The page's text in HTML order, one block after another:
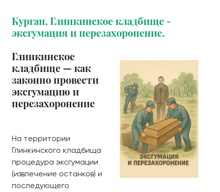
Курган, Глинкинское кладбище -
эксгумация и перезахоронение.
Глинкинское
кладбище — как
законно провести
эксгумацию и
перезахоронение
На территории
Глинкинского кладбища
процедура эксгумации
(извлечение останков) и
последующего